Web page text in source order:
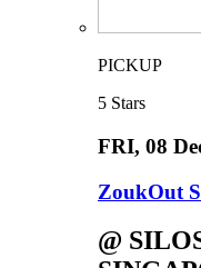
PICKUP
5 Stars
FRI, 08
ZoukOut
@